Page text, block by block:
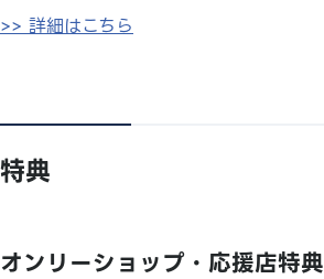
>> 詳細はこちら
特典
オンリーショップ・応援店特典